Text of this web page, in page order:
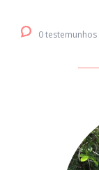
0 testemunhos